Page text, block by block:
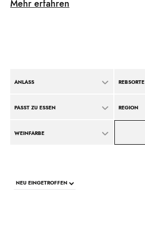
Mehr erfahren
ANLASS REBSORTE
PASST ZU ESSEN REGION
WEINFARBE